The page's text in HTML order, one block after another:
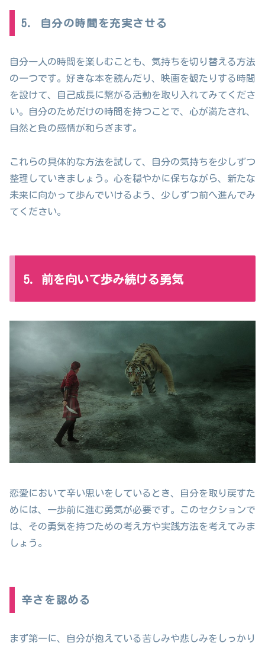
5. 自分の時間を充実させる
自分一人の時間を楽しむことも、気持ちを切り替える方法
の一つです。好きな本を読んだり、映画を観たりする時間
を設けて、自己成長に繋がる活動を取り入れてみてくださ
い。自分のためだけの時間を持つことで、心が満たされ、
自然と負の感情が和らぎます。
これらの具体的な方法を試して、自分の気持ちを少しずつ
整理していきましょう。心を穏やかに保ちながら、新たな
未来に向かって歩んでいけるよう、少しずつ前へ進んでみ
てください。
5. 前を向いて歩み続ける勇気
恋愛において辛い思いをしているとき、自分を取り戻すた
めには、一歩前に進む勇気が必要です。このセクションで
は、その勇気を持つための考え方や実践方法を考えてみま
しょう。
辛さを認める
まず第一に、自分が抱えている苦しみや悲しみをしっかり